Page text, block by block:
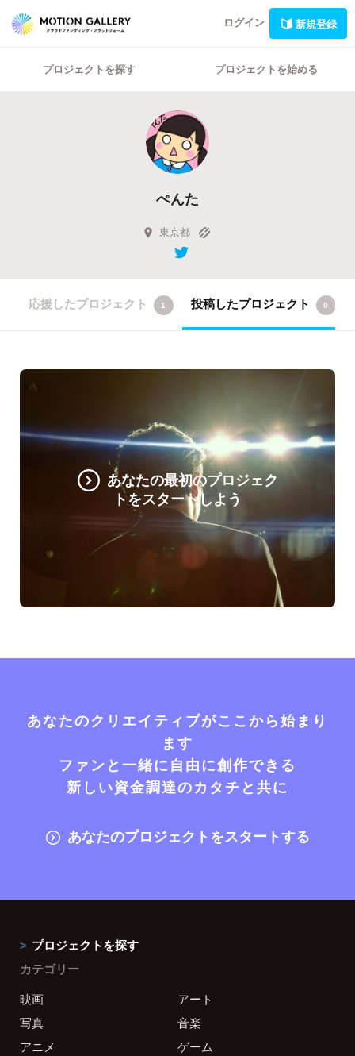
ログイン 新規登録
プロジェクトを探す プロジェクトを始める
ぺんた
東京都
応援したプロジェクト 1 投稿したプロジェクト 0
あなたの最初のプロジェク
トをスタートしよう
あなたのクリエイティブがここから始まり
ます
ファンと一緒に自由に創作できる
新しい資金調達のカタチと共に
あなたのプロジェクトをスタートする
プロジェクトを探す
カテゴリー
映画
アート
写真
音楽
アニメ
ゲーム